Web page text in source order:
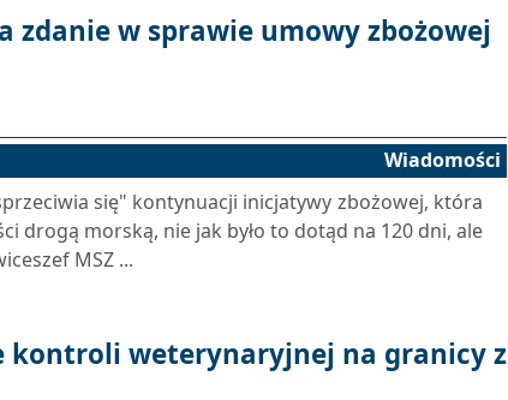
zdanie w sprawie umowy zbożowej
Wiadomości
się" kontynuacji inicjatywy zbożowej, która
drogą morską, nie jak było to dotąd na 120 dni, ale
MSZ ...
kontroli weterynaryjnej na granicy z